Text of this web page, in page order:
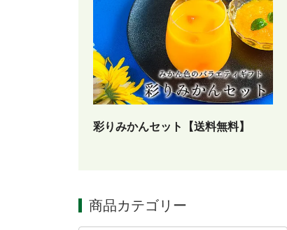
彩りみかんセット【送料無料】
商品カテゴリー